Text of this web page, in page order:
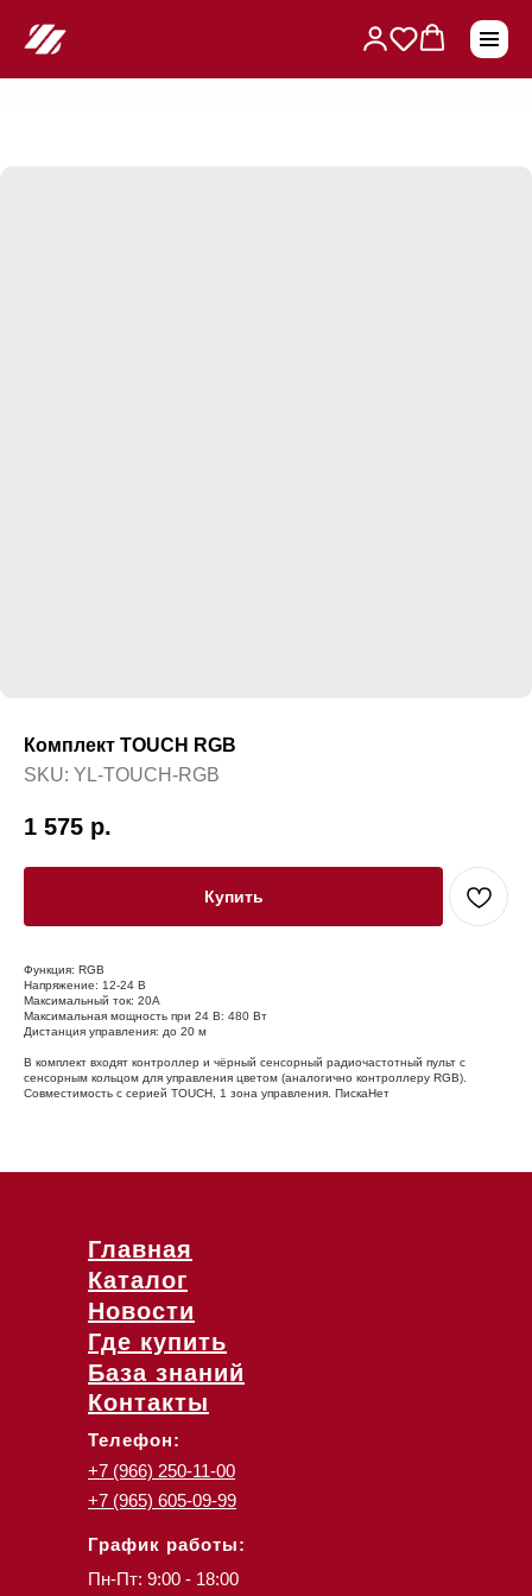
Комплект TOUCH RGB
SKU: YL-TOUCH-RGB
1 575 р.
Купить
Функция: RGB
Напряжение: 12-24 В
Максимальный ток: 20А
Максимальная мощность при 24 В: 480 Вт
Дистанция управления: до 20 м
В комплект входят контроллер и чёрный сенсорный радиочастотный пульт с
сенсорным кольцом для управления цветом (аналогично контроллеру RGB).
Совместимость с серией TOUCH, 1 зона управления. ПискаНет
Главная
Каталог
Где купить
База знаний
Новости
Контакты
Телефон:
График работы:
+7 (966) 250-11-00
+7 (965) 605-09-99
Пн-Пт: 9:00 - 18:00